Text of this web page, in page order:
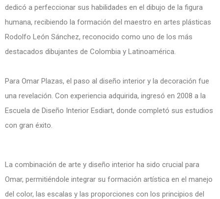
dedicó a perfeccionar sus habilidades en el dibujo de la figura
humana, recibiendo la formación del maestro en artes plásticas
Rodolfo León Sánchez, reconocido como uno de los más
destacados dibujantes de Colombia y Latinoamérica.
Para Omar Plazas, el paso al diseño interior y la decoración fue
una revelación. Con experiencia adquirida, ingresó en 2008 a la
Escuela de Diseño Interior Esdiart, donde completó sus estudios
con gran éxito.
La combinación de arte y diseño interior ha sido crucial para
Omar, permitiéndole integrar su formación artística en el manejo
del color, las escalas y las proporciones con los principios del